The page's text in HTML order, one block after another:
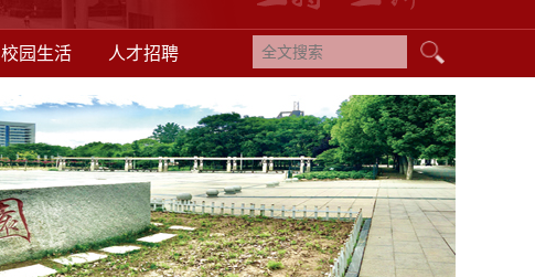
校园生活 人才招聘